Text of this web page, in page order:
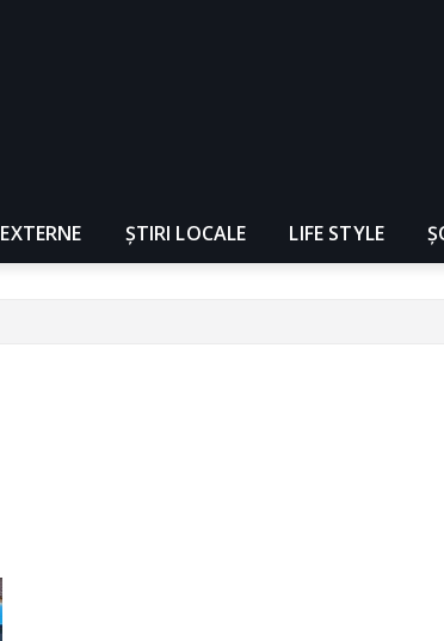
EXTERNE ȘTIRI LOCALE LIFE STYLE